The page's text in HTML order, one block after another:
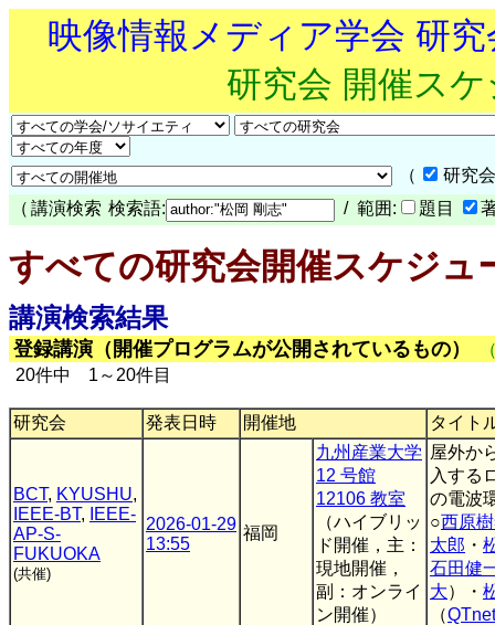
映像情報メディア学会 研
研究会 開催ス
（
研究
（ 講演検索 検索語: / 範囲: 題目
すべての研究会開催スケジュ
講演検索結果
登録講演（開催プログラムが公開されているもの）
20件中 1～20件目
研究会 発表日時 開催地 タイト
BCT, KYUSHU,
IEEE-BT,
IEEE-
AP-S-
FUKUOKA
(共催)
2026-01-29
13:55
福岡
九州産業大学
12 号館
12106 教室
（ハイブリッ
ド開催，主：
現地開催，
副：オンライ
ン開催）
屋外か
入する
の電波
○西原
太郎 ・
石田健
大）・
（QTnet